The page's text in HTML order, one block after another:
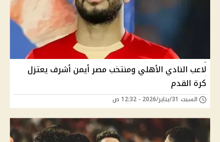
لاعب النادي الأهلي ومنتخب مصر أيمن أشرف يعتزل
كرة القدم
السبت 31/يناير/2026 - 12:32 ص